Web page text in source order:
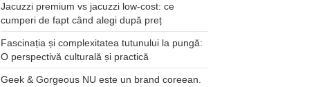
Jacuzzi premium vs jacuzzi low-cost: ce
cumperi de fapt când alegi după preț
Fascinația și complexitatea tutunului la pungă:
O perspectivă culturală și practică
Geek & Gorgeous NU este un brand coreean.